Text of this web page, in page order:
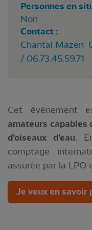
Personnes en
Non
Contact :
Chantal Mazen
/ 06.73.45.59.71
Cet évènement
amateurs capables
d’oiseaux d’eau.
comptage
assurée par la LPO
Je veux en savoir